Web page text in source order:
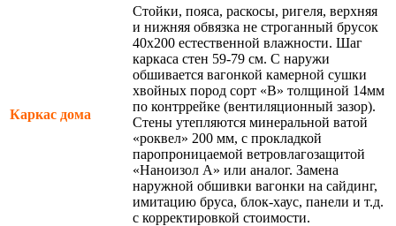
Каркас дома
Стойки, пояса, раскосы, ригеля, верхняя
и нижняя обвязка не строганный брусок
40х200 естественной влажности. Шаг
каркаса стен 59-79 см. С наружи
обшивается вагонкой камерной сушки
хвойных пород сорт «В» толщиной 14мм
по контррейке (вентиляционный зазор).
Стены утепляются минеральной ватой
«роквел» 200 мм, с прокладкой
паропроницаемой ветровлагозащитой
«Наноизол А» или аналог. Замена
наружной обшивки вагонки на сайдинг,
имитацию бруса, блок-хаус, панели и т.д.
с корректировкой стоимости.